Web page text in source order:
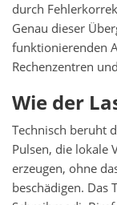
durch
Genau dieser
funktionierenden
Rechenzentren
Wie der
Technisch beruht
Pulsen, die lokale
erzeugen, ohne
beschädigen. Das